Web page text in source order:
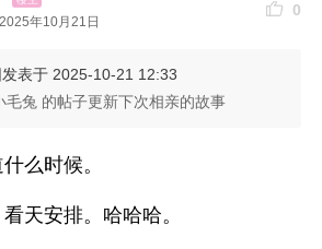
2025年10月21日
0
发表于 2025-10-21 12:33
毛兔 的帖子更新下次相亲的故事
么时候。
天安排。哈哈哈。